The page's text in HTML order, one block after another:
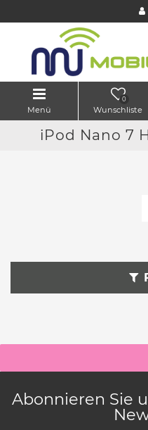
Menü
0
Wunschliste
iPod Nano 7
Abonnieren Sie